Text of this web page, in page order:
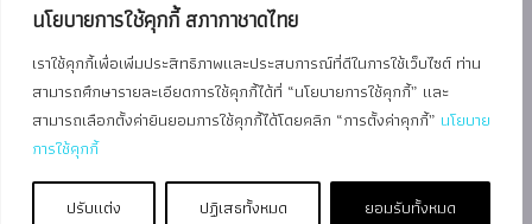
นโยบายการใช้คุกกี้ สภากาชาดไทย
เราใช้คุกกี้เพื่อเพิ่มประสิทธิภาพและประสบการณ์ที่ดีในการใช้เว็บไซต์ ท่าน
สามารถศึกษารายละเอียดการใช้คุกกี้ได้ที่ “นโยบายการใช้คุกกี้” และ
สามารถเลือกตั้งค่ายินยอมการใช้คุกกี้ได้โดยคลิก “การตั้งค่าคุกกี้” นโยบาย
การใช้คุกกี้
ปรับแต่ง ปฏิเสธทั้งหมด ยอมรับทั้งหมด
ภาควิชาเวชศาสตร์ฟื้นฟู
ราชวิทยาลัยแพทย์เวชศาสตร์ฟื้นฟูแห่งประเทศไทย
Copyright © 2026 ศูนย์เวชศาสตร์ฟื้นฟู สภากาชาดไทย |
นโยบายการ
คุ้มครองข้อมูลส่วนบุคคล
รักษาความมั่นคงปลอดภัยข้อมูลส่วนบุคคล